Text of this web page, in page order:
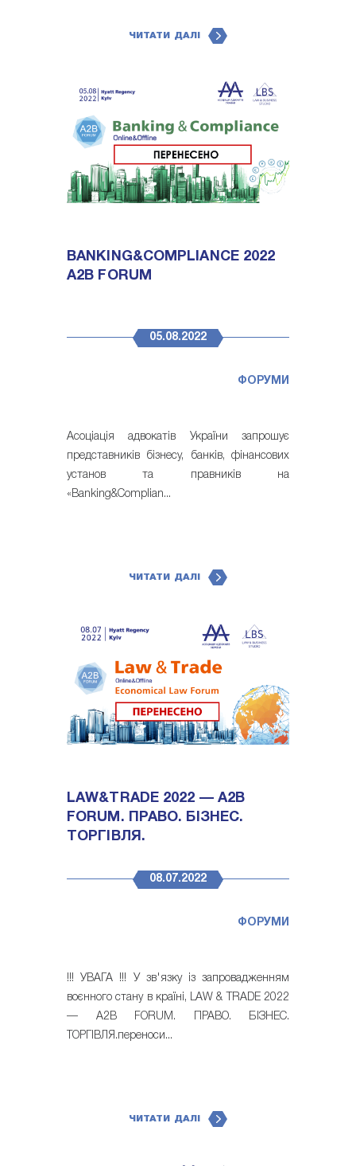
ЧИТАТИ ДАЛІ
BANKING&COMPLIANCE 2022
A2B FORUM
05.08.2022
ФОРУМИ
Асоціація адвокатів України запрошує
представників бізнесу, банків, фінансових
установ та правників на
«Banking&Complian...
ЧИТАТИ ДАЛІ
LAW&TRADE 2022 — A2B
FORUM. ПРАВО. БІЗНЕС.
ТОРГІВЛЯ.
08.07.2022
ФОРУМИ
!!! УВАГА !!! У зв'язку із запровадженням
воєнного стану в країні, LAW & TRADE 2022
— A2B FORUM. ПРАВО. БІЗНЕС.
ТОРГІВЛЯ.переноси...
ЧИТАТИ ДАЛІ